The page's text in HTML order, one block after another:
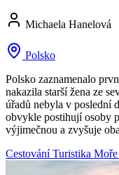
Michaela Hanelová
Polsko
Polsko zaznamenalo
nakazila starší žena ze
úřadů nebyla v poslední
obvykle postihují osoby
výjimečnou a zvyšuje
CestováníTuristika Moře